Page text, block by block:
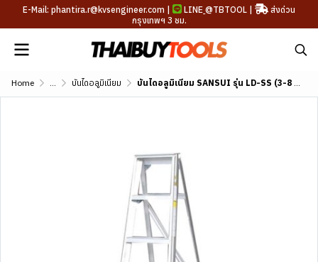
E-Mail: phantira.r@kvsengineer.com | LINE @TBTOOL |
ส่งด่วน
กรุงเทพฯ 3 ชม.
Home ... บันไดอลูมิเนียม บันไดอลูมิเนียม SANSUI รุ่น LD-SS (3-8 ขั้น)